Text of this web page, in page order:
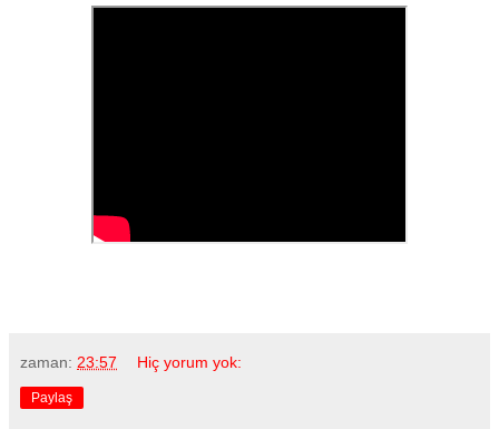
zaman: 23:57 Hiç yorum yok:
Paylaş